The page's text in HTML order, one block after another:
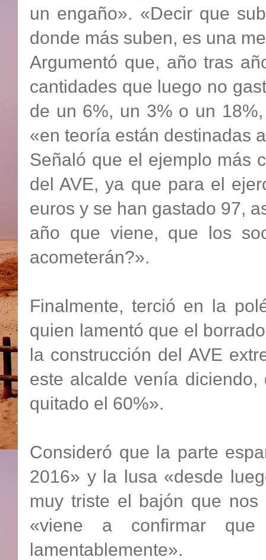
un engaño». «Decir que
donde más suben, es una
Argumentó que, año tras
cantidades que luego no
de un 6%, un 3% o un
«en teoría están destinadas
Señaló que el ejemplo más
del AVE, ya que para el
euros y se han gastado 97,
año que viene, que los
acometerán?».
Finalmente, terció en la
quien lamentó que el
la construcción del AVE
este alcalde venía
quitado el 60%».
Consideró que la parte
2016» y la lusa «desde
muy triste el bajón que
«viene a confirmar
lamentablemente».